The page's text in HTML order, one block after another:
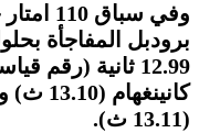
وفي
برودبل المفاجأة
12.99 ثانية
(13.11 ث).